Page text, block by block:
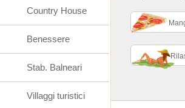
Country House
Benessere
Stab. Balneari
Villaggi turistici